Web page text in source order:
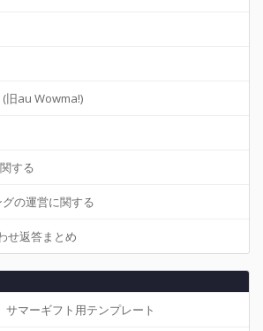
旧au Wowma!)
する
の運営に関する
せ返答まとめ
サマーギフト用テンプレート